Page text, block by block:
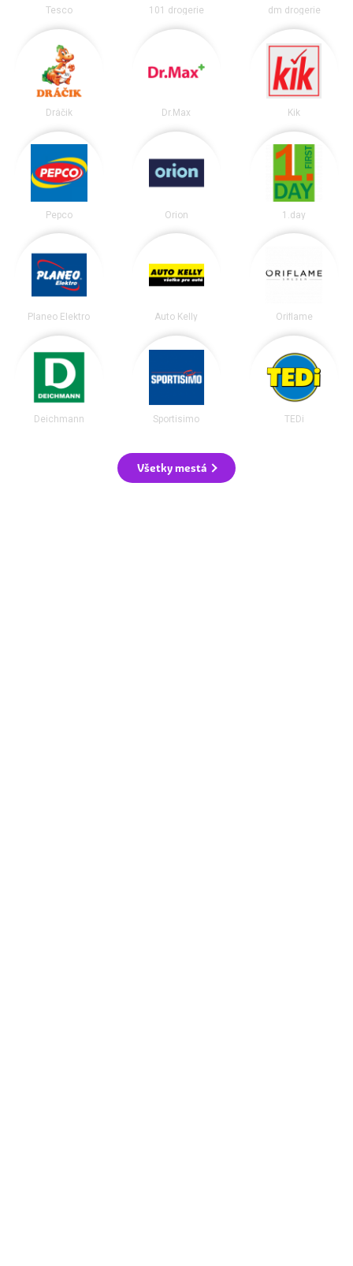
Tesco 101 drogerie dm drogerie
Dráčik Dr.Max Kik
Pepco Orion 1.day
Planeo Elektro Auto Kelly Oriflame
Deichmann Sportisimo TEDi
Všetky mestá